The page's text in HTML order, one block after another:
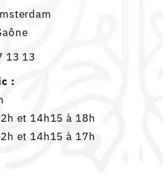
13 13
:
et 14h15 à 18h
et 14h15 à 17h